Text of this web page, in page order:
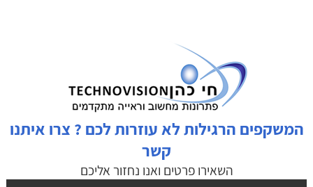
המשקפים הרגילות לא עוזרות לכם ? צרו איתנו
קשר
השאירו פרטים ואנו נחזור אליכם